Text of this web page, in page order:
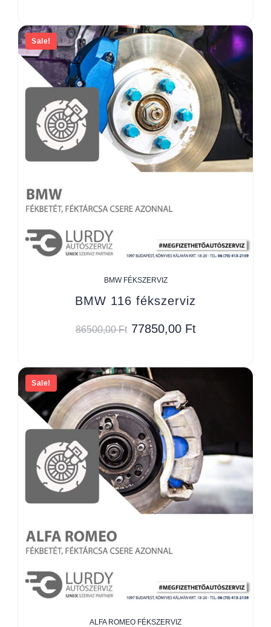
Sale!
BMW FÉKSZERVIZ
BMW 116 fékszerviz
86500,00Ft 77850,00 Ft
Sale!
ALFA ROMEO FÉKSZERVIZ